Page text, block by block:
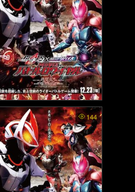
Kamen Rider Geats ×
Revice: Movie Battle Royale
- มาสค์ไรเดอร์กีทส์ × รีไวส์:
มูฟวี่ แบทเทิลรอยัล (2022)
144